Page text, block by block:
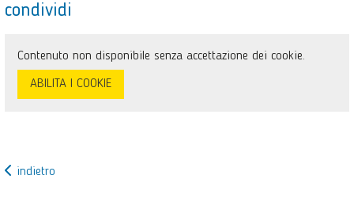
condividi
Contenuto non disponibile senza accettazione dei cookie.
ABILITA I COOKIE
indietro